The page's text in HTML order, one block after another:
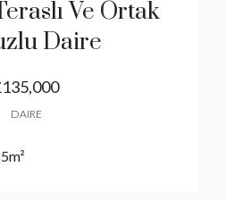
Ve Ortak
Daire
DAIRE
m²